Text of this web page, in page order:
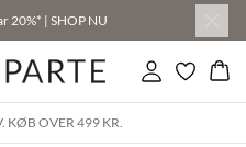
20%* | SHOP NU
Log ind
KØB OVER 499 KR.